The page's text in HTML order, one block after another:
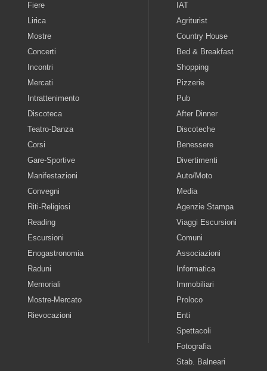
Fiere
Lirica
Mostre
Concerti
Incontri
Mercati
Intrattenimento
Discoteca
Teatro-Danza
Corsi
Gare-Sportive
Manifestazioni
Convegni
Riti-Religiosi
Reading
Escursioni
Enogastronomia
Raduni
Memoriali
Mostre-Mercato
Rievocazioni
IAT
Agriturist
Country House
Bed & Breakfast
Shopping
Pizzerie
Pub
After Dinner
Discoteche
Benessere
Divertimenti
Auto/Moto
Media
Agenzie Stampa
Viaggi Escursioni
Comuni
Associazioni
Informatica
Immobiliari
Proloco
Enti
Spettacoli
Fotografia
Stab. Balneari